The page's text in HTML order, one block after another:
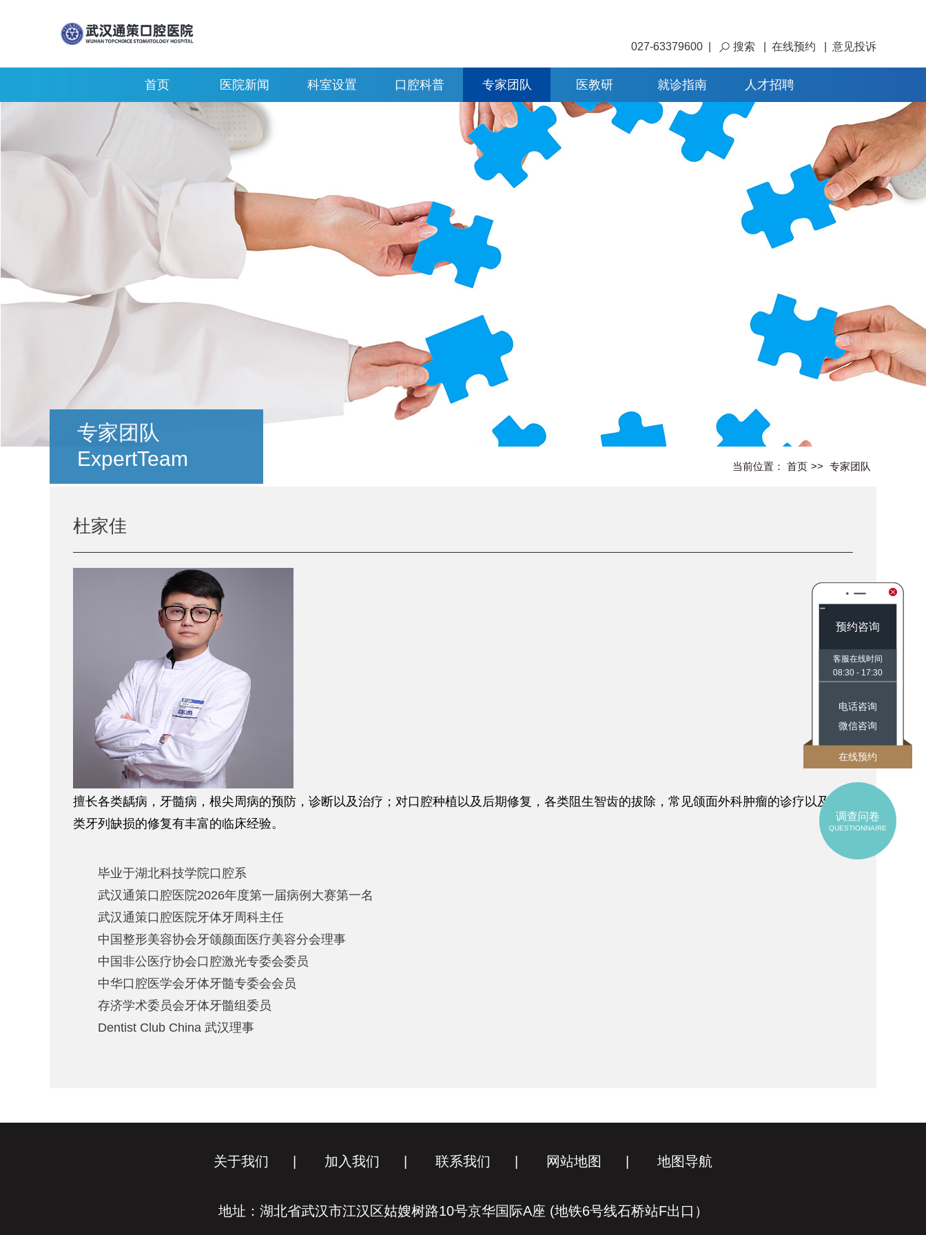
预约咨询
客服在线时间
08:30 - 17:30
电话咨询
微信咨询
在线预约
调查问卷
QUESTIONNAIRE
027-63379600 搜索 在线预约 意见投诉
首页 医院新闻 科室设置 口腔科普
牙齿种植
牙齿修复
牙齿自查
专家团队 医教研 就诊指南 人才招聘
医院介绍
专家团队
ExpertTeam
当前位置： 首页 >> 专家团队
杜家佳
擅长各类龋病，牙髓病，根尖周病的预防，诊断以及治疗；对口腔种植以及后期修复，各类阻生智齿的拔除，常见颌面外科肿瘤的诊疗以及各
类牙列缺损的修复有丰富的临床经验。
毕业于湖北科技学院口腔系
武汉通策口腔医院2026年度第一届病例大赛第一名
武汉通策口腔医院牙体牙周科主任
中国整形美容协会牙颌颜面医疗美容分会理事
中国非公医疗协会口腔激光专委会委员
中华口腔医学会牙体牙髓专委会会员
存济学术委员会牙体牙髓组委员
Dentist Club China 武汉理事
关于我们 加入我们 联系我们 网站地图 地图导航
地址：湖北省武汉市江汉区姑嫂树路10号京华国际A座 (地铁6号线石桥站F出口）